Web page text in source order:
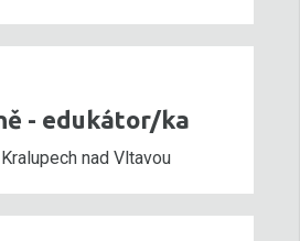
- edukátor/ka
nad Vltavou